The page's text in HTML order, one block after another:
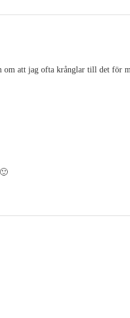
om att jag ofta krånglar till det för